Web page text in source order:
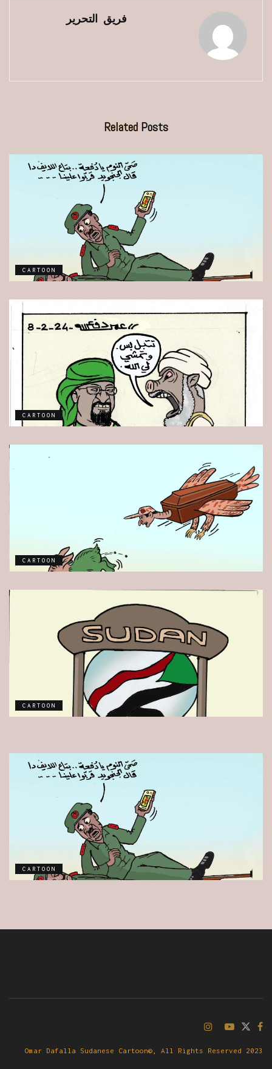
فريق التحرير
Related Posts
CARTOON
CARTOON
CARTOON
CARTOON
CARTOON
Omar Dafalla Sudanese Cartoon©, All Rights Reserved 2023